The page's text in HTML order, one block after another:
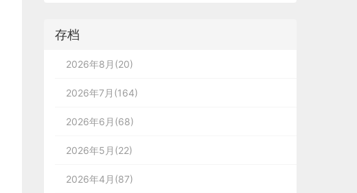
存档
2026年8月(20)
2026年7月(164)
2026年6月(68)
2026年5月(22)
2026年4月(87)